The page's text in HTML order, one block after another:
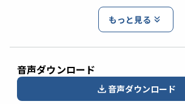
もっと見る
音声ダウンロード
音声ダウンロード